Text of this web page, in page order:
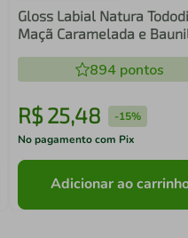
Gloss Labial Natura
Maçã Caramelada e
894 pontos
R$ 25,48 -15%
No pagamento com Pix
Adicionar ao